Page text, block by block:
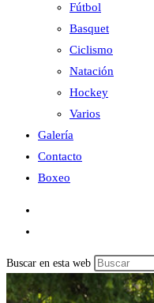
Fútbol
Basquet
Ciclismo
Natación
Hockey
Varios
Galería
Contacto
Boxeo
Buscar en esta web